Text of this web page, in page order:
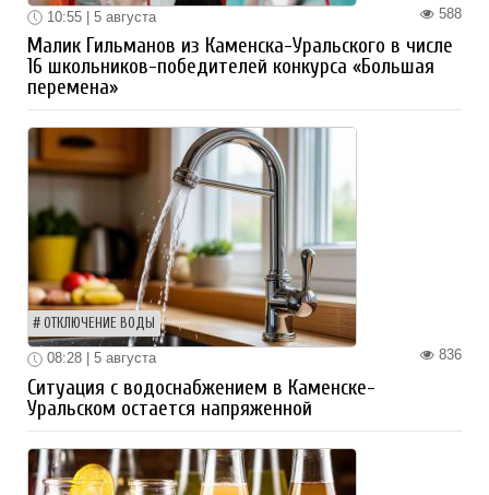
588
10:55 | 5 августа
Малик Гильманов из Каменска-Уральского в числе
16 школьников-победителей конкурса «Большая
перемена»
ОТКЛЮЧЕНИЕ ВОДЫ
836
08:28 | 5 августа
Ситуация с водоснабжением в Каменске-
Уральском остается напряженной